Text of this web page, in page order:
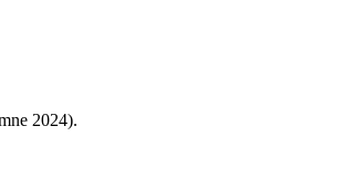
2024).